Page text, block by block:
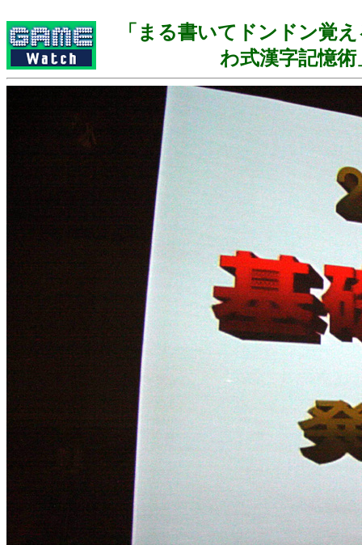
「まる書いてドンドン覚
わ式漢字記憶術